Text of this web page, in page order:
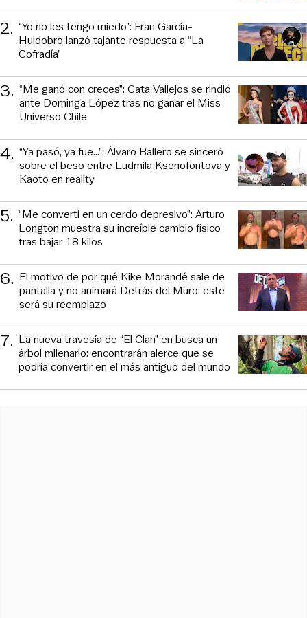
2. “Yo no les tengo miedo”: Fran García-
Huidobro lanzó tajante respuesta a “La
Cofradía”
3. “Me ganó con creces”: Cata Vallejos se rindió
ante Dominga López tras no ganar el Miss
Universo Chile
4. “Ya pasó, ya fue...”: Álvaro Ballero se sinceró
sobre el beso entre Ludmila Ksenofontova y
Kaoto en reality
5. “Me convertí en un cerdo depresivo”: Arturo
Longton muestra su increíble cambio físico
tras bajar 18 kilos
6. El motivo de por qué Kike Morandé sale de
pantalla y no animará Detrás del Muro: este
será su reemplazo
7. La nueva travesía de “El Clan” en busca un
árbol milenario: encontrarán alerce que se
podría convertir en el más antiguo del mundo